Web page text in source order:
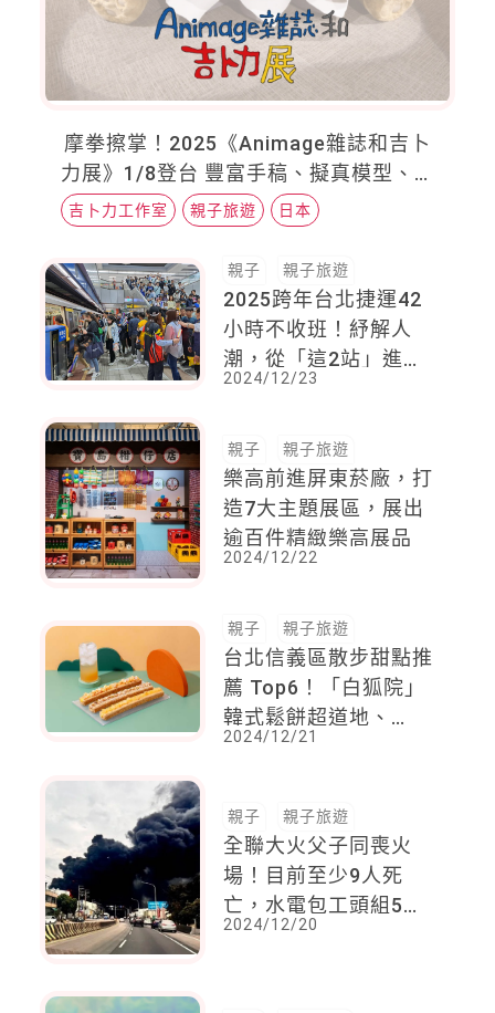
摩拳擦掌！2025《Animage雜誌和吉卜
力展》1/8登台 豐富手稿、擬真模型、龍
貓公車、5大亮點帶小朋友搶先預習
吉卜力工作室 親子旅遊 日本
親子 親子旅遊
2025跨年台北捷運42
小時不收班！紓解人
潮，從「這2站」進
站，免費搭乘不限站數
2024/12/23
親子 親子旅遊
樂高前進屏東菸廠，打
造7大主題展區，展出
逾百件精緻樂高展品
2024/12/22
親子 親子旅遊
台北信義區散步甜點推
薦 Top6！「白狐院」
韓式鬆餅超道地、
「COMEME」花朵千
2024/12/21
親子 親子旅遊
全聯大火父子同喪火
場！目前至少9人死
亡，水電包工頭組5人
全罹難，起火原因是這
2024/12/20